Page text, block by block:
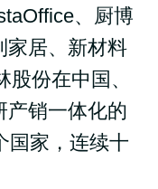
、厨博
家居、新材料
份在中国、
产销一体化的
国家，连续十